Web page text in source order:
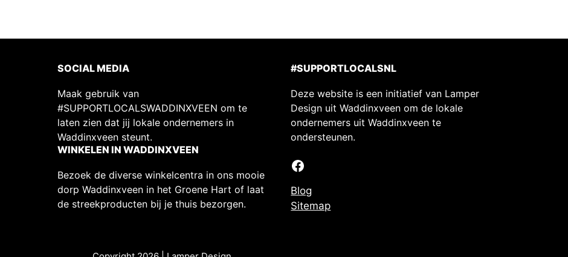
SOCIAL MEDIA
Maak gebruik van
#SUPPORTLOCALSWADDINXVEEN om te
laten zien dat jij lokale ondernemers in
Waddinxveen steunt.
WINKELEN IN WADDINXVEEN
Bezoek de diverse winkelcentra in ons mooie
dorp Waddinxveen in het Groene Hart of laat
de streekproducten bij je thuis bezorgen.
#SUPPORTLOCALSNL
Deze website is een initiatief van Lamper
Design uit Waddinxveen om de lokale
ondernemers uit Waddinxveen te
ondersteunen.
Facebook
Blog
Sitemap